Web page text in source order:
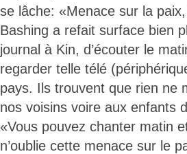
se lâche: «Menace sur la
Bashing a refait surface bien
journal à Kin, d’écouter le
regarder telle télé
pays. Ils trouvent que rien ne
nos voisins voire aux enfants
«Vous pouvez chanter matin
n’oublie cette menace sur le